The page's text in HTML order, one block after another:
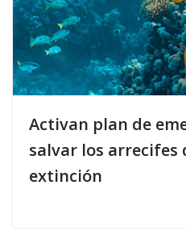
Activan plan de
salvar los arrecifes
extinción